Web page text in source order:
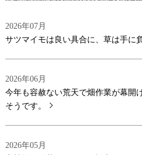
2026年07月
サツマイモは良い具合に、草は手に
2026年06月
今年も容赦ない荒天で畑作業が幕開
そうです。
2026年05月